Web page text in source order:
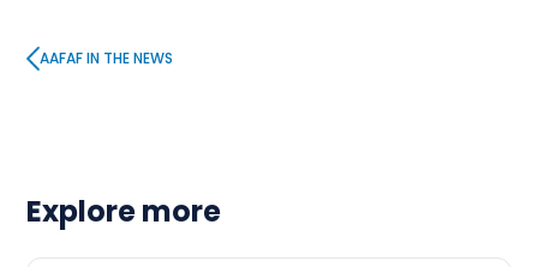
AAFAF IN THE NEWS
Explore more